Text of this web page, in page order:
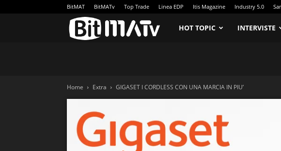
BitMAT BitMATv Top Trade Linea EDP Itis Magazine Industry 5.0
BitMATv
HOT TOPIC INTERVISTE
Home Extra GIGASET I CORDLESS CON UNA MARCIA IN PIU’